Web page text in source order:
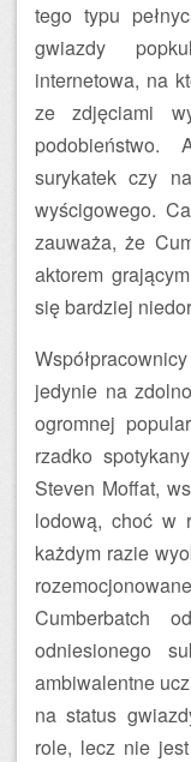
tego typu
gwiazdy
internetowa, na
ze zdjęciami
surykatek czy
wyścigowego.
zauważa, że
aktorem
się bardziej
jedynie na
ogromnej
rzadko
Steven Moffat,
lodową, choć w
każdym razie
Cumberbatch
odniesionego
ambiwalentne
na status
role, lecz nie